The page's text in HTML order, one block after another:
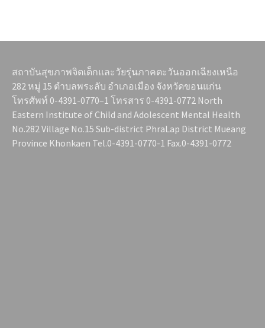
สถาบันสุขภาพจิตเด็กและวัยรุ่นภาคตะวันออกเฉียงเหนือ
282 หมู่ 15 ตำบลพระลับ อำเภอเมือง จังหวัดขอนแก่น
โทรศัพท์ 0-4391-0770–1 โทรสาร 0-4391-0772 North
Eastern Institute of Child and Adolescent Mental Health
No.282 Village No.15 Sub-district PhraLap District Mueang
Province Khonkaen Tel.0-4391-0770-1 Fax.0-4391-0772